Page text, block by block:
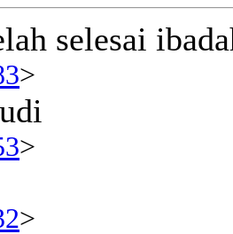
selesai
>
>
>